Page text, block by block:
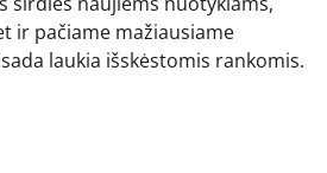
ir pačiame mažiausiame
laukia išskėstomis rankomis.